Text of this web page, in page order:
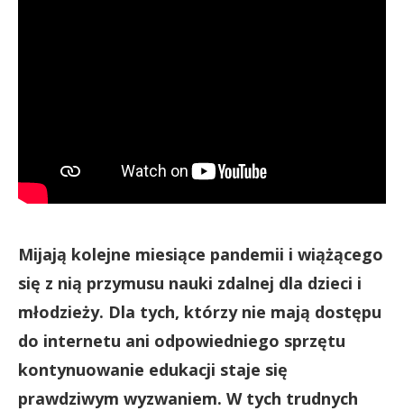
Mijają kolejne miesiące pandemii i wiążącego
się z nią przymusu nauki zdalnej dla dzieci i
młodzieży. Dla tych, którzy nie mają dostępu
do internetu ani odpowiedniego sprzętu
kontynuowanie edukacji staje się
prawdziwym wyzwaniem. W tych trudnych